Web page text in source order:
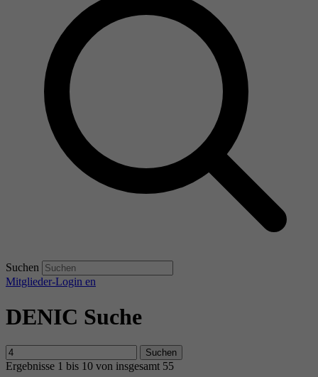
Suchen
Mitglieder-Login en
DENIC Suche
Suchen
Ergebnisse 1 bis 10 von insgesamt 55